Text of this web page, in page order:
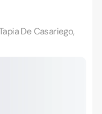
De Casariego,